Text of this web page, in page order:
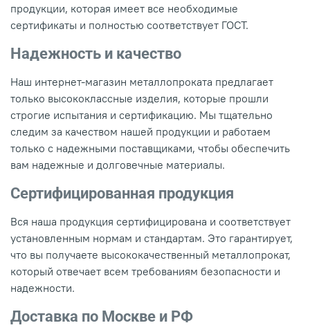
продукции, которая имеет все необходимые
сертификаты и полностью соответствует ГОСТ.
Надежность и качество
Наш интернет-магазин металлопроката предлагает
только высококлассные изделия, которые прошли
строгие испытания и сертификацию. Мы тщательно
следим за качеством нашей продукции и работаем
только с надежными поставщиками, чтобы обеспечить
вам надежные и долговечные материалы.
Сертифицированная продукция
Вся наша продукция сертифицирована и соответствует
установленным нормам и стандартам. Это гарантирует,
что вы получаете высококачественный металлопрокат,
который отвечает всем требованиям безопасности и
надежности.
Доставка по Москве и РФ